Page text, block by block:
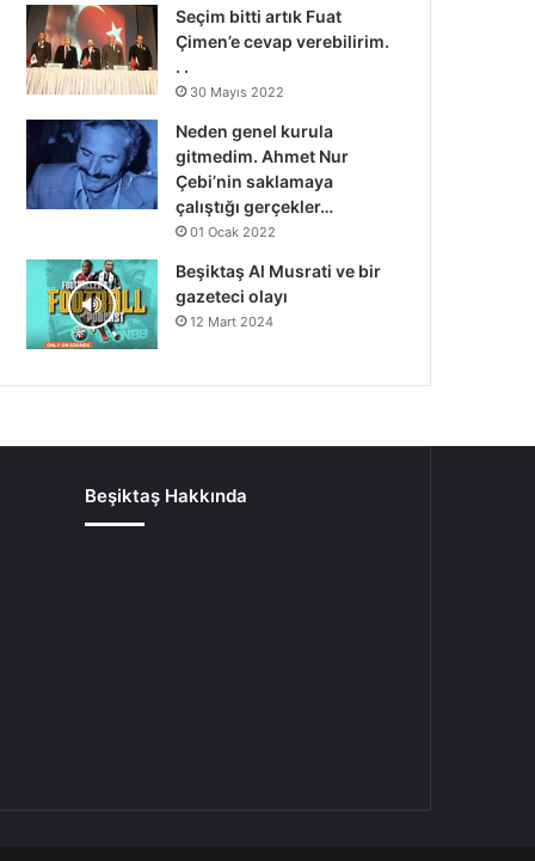
Seçim bitti artık Fuat
Çimen’e cevap verebilirim.
. .
30 Mayıs 2022
Neden genel kurula
gitmedim. Ahmet Nur
Çebi’nin saklamaya
çalıştığı gerçekler…
01 Ocak 2022
Beşiktaş Al Musrati ve bir
gazeteci olayı
12 Mart 2024
Beşiktaş Hakkında